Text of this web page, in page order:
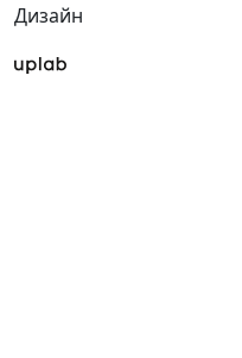
Дизайн